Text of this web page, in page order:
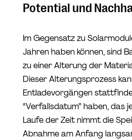
Potential und
Im Gegensatz zu
Jahren haben können, sind
zu einer Alterung der
Dieser Alterungsprozess
Entladevorgängen
“Verfallsdatum” haben, das
Laufe der Zeit nimmt die
Abnahme am Anfang